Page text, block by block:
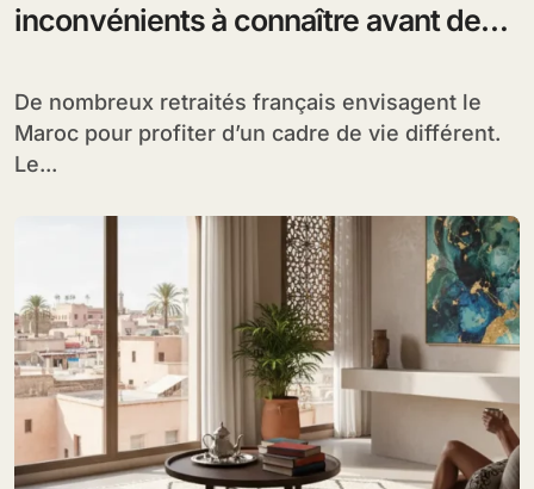
inconvénients à connaître avant de
De nombreux retraités français envisagent le
Maroc pour profiter d’un cadre de vie différent.
Le...